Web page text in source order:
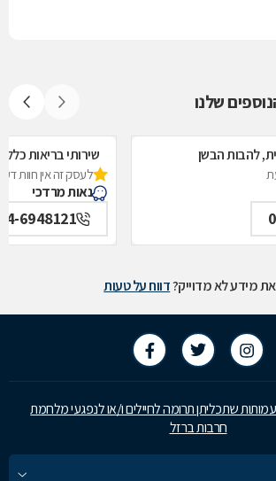
שלנו
להבות הבשן שירותי בריאות
לעסק זה אין חוות
נאות מרדכי
6948121
מידע לא מדוייק?דווח על טעות
שתכליתן תרומה לחיילים ו/או לנפגעי מלחמת
חרבות ברזל